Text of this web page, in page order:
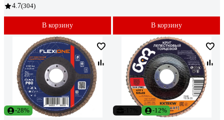
4.7(304)
В корзину В корзину
-28% -12%